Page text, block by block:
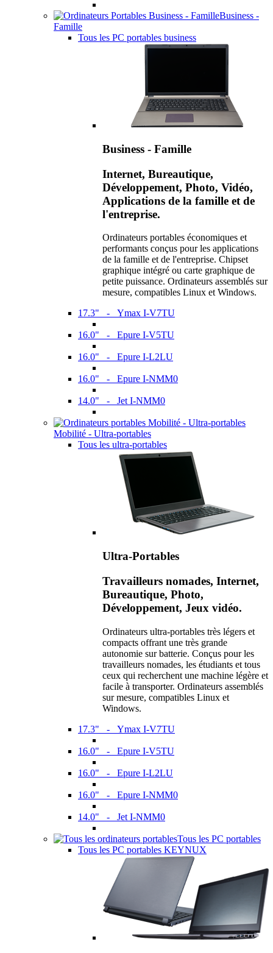
Business -
Famille
Tous les PC portables business
Business - Famille
Internet, Bureautique,
Développement, Photo, Vidéo,
Applications de la famille et de
l'entreprise.
Ordinateurs portables économiques et
performants conçus pour les applications
de la famille et de l'entreprise. Chipset
graphique intégré ou carte graphique de
petite puissance. Ordinateurs assemblés sur
mesure, compatibles Linux et Windows.
17.3" - Ymax I-V7TU
16.0" - Epure I-V5TU
16.0" - Epure I-L2LU
16.0" - Epure I-NMM0
14.0" - Jet I-NMM0
Mobilité - Ultra-portables
Tous les ultra-portables
Ultra-Portables
Travailleurs nomades, Internet,
Bureautique, Photo,
Développement, Jeux vidéo.
Ordinateurs ultra-portables très légers et
compacts offrant une très grande
autonomie sur batterie. Conçus pour les
travailleurs nomades, les étudiants et tous
ceux qui recherchent une machine légère et
facile à transporter. Ordinateurs assemblés
sur mesure, compatibles Linux et
Windows.
17.3" - Ymax I-V7TU
16.0" - Epure I-V5TU
16.0" - Epure I-L2LU
16.0" - Epure I-NMM0
14.0" - Jet I-NMM0
Tous les PC portables
Tous les PC portables KEYNUX